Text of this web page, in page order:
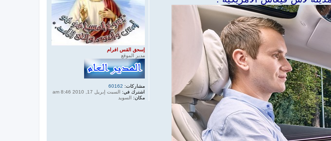
إسحق القس افرام
مدير الموقع
مشاركات: 60162
اشترك في: السبت إبريل 17, 2010 8:46 am
مكان: السويد